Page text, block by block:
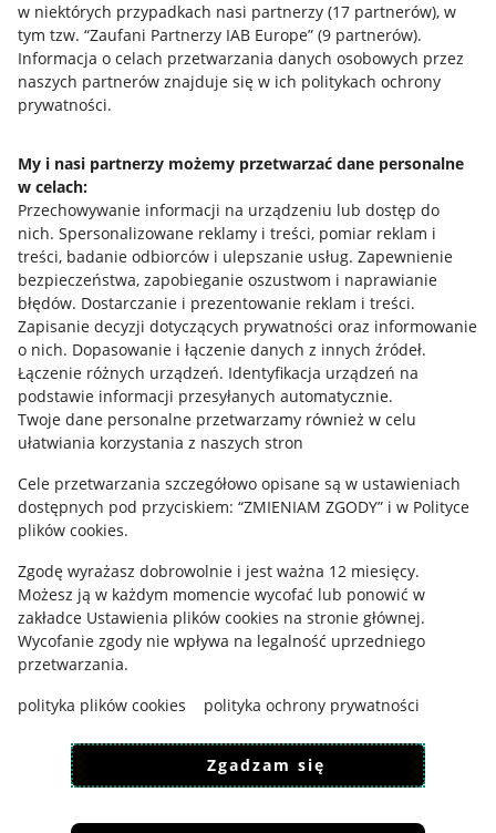
w niektórych przypadkach nasi partnerzy (17 partnerów), w
tym tzw. “Zaufani Partnerzy IAB Europe” (9 partnerów).
Informacja o celach przetwarzania danych osobowych przez
naszych partnerów znajduje się w ich politykach ochrony
prywatności.
My i nasi partnerzy możemy przetwarzać dane personalne
w celach:
Przechowywanie informacji na urządzeniu lub dostęp do
nich. Spersonalizowane reklamy i treści, pomiar reklam i
treści, badanie odbiorców i ulepszanie usług. Zapewnienie
bezpieczeństwa, zapobieganie oszustwom i naprawianie
błędów. Dostarczanie i prezentowanie reklam i treści.
Zapisanie decyzji dotyczących prywatności oraz informowanie
o nich. Dopasowanie i łączenie danych z innych źródeł.
Łączenie różnych urządzeń. Identyfikacja urządzeń na
podstawie informacji przesyłanych automatycznie.
Twoje dane personalne przetwarzamy również w celu
ułatwiania korzystania z naszych stron
Cele przetwarzania szczegółowo opisane są w ustawieniach
dostępnych pod przyciskiem: “ZMIENIAM ZGODY” i w Polityce
plików cookies.
Zgodę wyrażasz dobrowolnie i jest ważna 12 miesięcy.
Możesz ją w każdym momencie wycofać lub ponowić w
zakładce Ustawienia plików cookies na stronie głównej.
Wycofanie zgody nie wpływa na legalność uprzedniego
przetwarzania.
polityka plików cookies
polityka ochrony prywatności
Zgadzam się
Nawigacja
Przydatne informacje
Jak to działa
Allegro Gadane dla sprzedających
Allegro Gadane dla kupujących
Mapa miejscowości
Informacje prawne
Regulamin
Polityka plików "cookies"
Ustawienia plików "cookies"
Udostępnianie lokalizacji
Informacje dla Aktu o Usługach Cyfrowych
Pobierz aplikację